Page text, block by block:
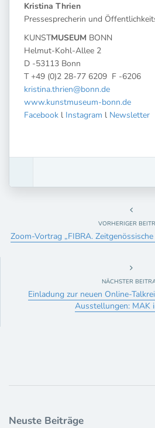
Kristina Thrien
Pressesprecherin und
KUNSTMUSEUM BONN
Helmut-Kohl-Allee 2
D -53113 Bonn
T +49 (0)2 28-77 6209 F -6206
kristina.thrien@bonn.de
www.kunstmuseum-bonn.de
Facebook l Instagram l Newsletter
VORHERIGER
Zoom-Vortrag „FIBRA.
NÄCHSTER
Einladung zur neuen Online-
Ausstellungen: MAK
Neuste Beiträge